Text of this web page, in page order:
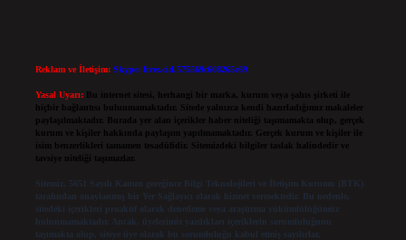
Reklam ve İletişim: Skype: live:.cid.575569c608265c69
Yasal Uyarı: Bu internet sitesi, herhangi bir marka, kurum veya şahıs şirketi ile
hiçbir bağlantısı bulunmamaktadır. Sitede yalnızca kendi hazırladığımız makaleler
paylaşılmaktadır. Burada yer alan içerikler haber niteliği taşımamakta olup, gerçek
kurum ve kişiler hakkında paylaşım yapılmamaktadır. Gerçek kurum ve kişiler ile
isim benzerlikleri tamamen tesadüfidir. Sitemizdeki bilgiler taslak halindedir ve
tavsiye niteliği taşımazlar.
Sitemiz, 5651 Sayılı Kanun gereğince Bilgi Teknolojileri ve İletişim Kurumu (BTK)
tarafından onaylanmış bir Yer Sağlayıcı olarak hizmet vermektedir. Bu nedenle,
sitedeki içerikleri proaktif olarak denetleme veya araştırma yükümlülüğümüz
bulunmamaktadır. Ancak, üyelerimiz yazdıkları içeriklerin sorumluluğunu
taşımakta olup, siteye üye olarak bu sorumluluğu kabul etmiş sayılırlar.